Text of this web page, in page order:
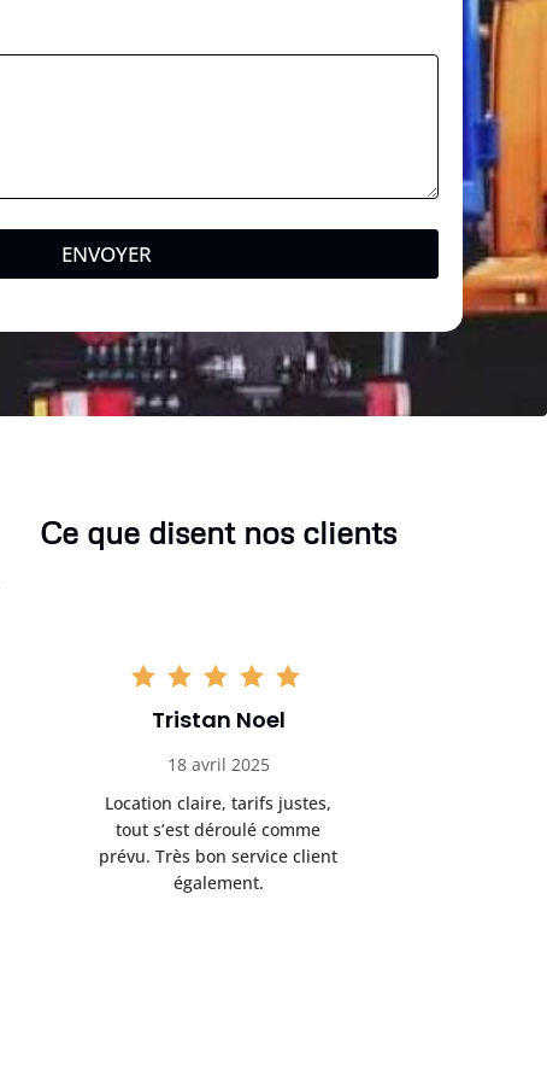
ENVOYER
Ce que disent nos clients
Tristan Noel
18 avril 2025
Location claire, tarifs justes,
tout s’est déroulé comme
prévu. Très bon service client
également.